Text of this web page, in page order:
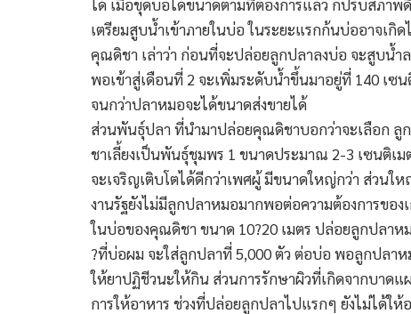
ได้ เมื่อขุดบ่อได้ขนาดตามที่ต้องการแล้ว ก็ปรับสภา
เตรียมสูบน้ำเข้าภายในบ่อ ในระยะแรกก้นบ่ออาจเกิ
คุณดิชา เล่าว่า ก่อนที่จะปล่อยลูกปลาลงบ่อ จะสูบน้ำ
พอเข้าสู่เดือนที่ 2 จะเพิ่มระดับน้ำขึ้นมาอยู่ที่ 140 เซ
จนกว่าปลาหมอจะได้ขนาดส่งขายได้
ส่วนพันธุ์ปลา ที่นำมาปล่อยคุณดิชาบอกว่าจะเลือก ลู
ชาเลี้ยงเป็นพันธุ์ชุมพร 1 ขนาดประมาณ 2-3 เซนติเม
จะเจริญเติบโตได้ดีกว่าเพศผู้ มีขนาดใหญ่กว่า ส่วนใ
งานรัฐยังไม่มีลูกปลาหมอมากพอต่อความต้องการของ
ในบ่อของคุณดิชา ขนาด 10?20 เมตร ปล่อยลูกปลาห
?ที่บ่อผม จะใส่ลูกปลาที่ 5,000 ตัว ต่อบ่อ พอลูกปลา
ให้ยาปฏิชีวนะให้กิน ส่วนการรักษาผิวที่เกิดจากบาด
การให้อาหาร ช่วงที่ปล่อยลูกปลาไปแรกๆ ยังไม่ได้ใ